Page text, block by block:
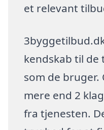
et relevant
kendskab til
som de
mere end 2
fra tjenesten.